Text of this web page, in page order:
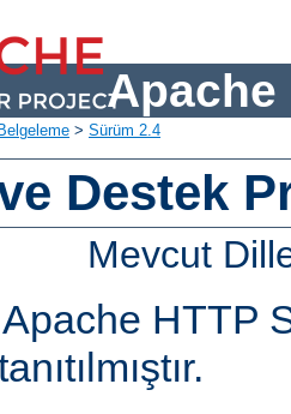
Apache
Belgeleme > Sürüm 2.4
Destek
Mevcut
HTTP